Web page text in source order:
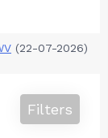
(22-07-2026)
Filters